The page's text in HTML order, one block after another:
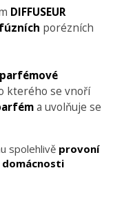
DIFFUSEUR
porézních
kterého se vnoří
a uvolňuje se
spolehlivě provoní